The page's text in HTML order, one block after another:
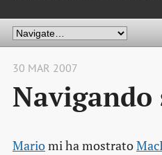
30 MAR 2007
Mariomi ha mostrato